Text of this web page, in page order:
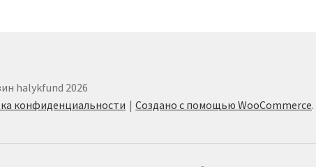
halykfund 2026
конфиденциальности
Создано с помощью WooCommerce.